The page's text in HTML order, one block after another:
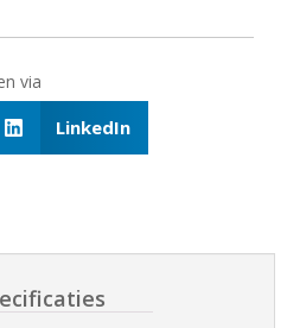
via
LinkedIn